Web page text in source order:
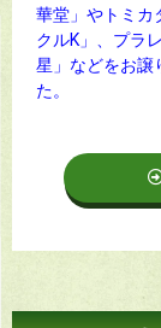
華堂」やトミカ
クルK」、プラ
星」などをお譲
た。